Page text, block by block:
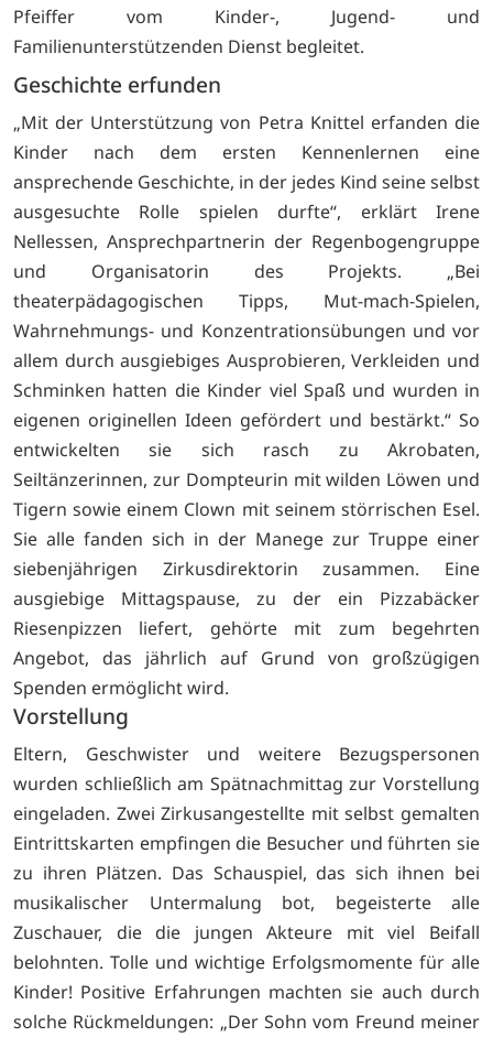
Pfeiffer vom Kinder-, Jugend- und
Familienunterstützenden Dienst begleitet.
Geschichte erfunden
„Mit der Unterstützung von Petra Knittel erfanden die
Kinder nach dem ersten Kennenlernen eine
ansprechende Geschichte, in der jedes Kind seine selbst
ausgesuchte Rolle spielen durfte“, erklärt Irene
Nellessen, Ansprechpartnerin der Regenbogengruppe
und Organisatorin des Projekts. „Bei
theaterpädagogischen Tipps, Mut-mach-Spielen,
Wahrnehmungs- und Konzentrationsübungen und vor
allem durch ausgiebiges Ausprobieren, Verkleiden und
Schminken hatten die Kinder viel Spaß und wurden in
eigenen originellen Ideen gefördert und bestärkt.“ So
entwickelten sie sich rasch zu Akrobaten,
Seiltänzerinnen, zur Dompteurin mit wilden Löwen und
Tigern sowie einem Clown mit seinem störrischen Esel.
Sie alle fanden sich in der Manege zur Truppe einer
siebenjährigen Zirkusdirektorin zusammen. Eine
ausgiebige Mittagspause, zu der ein Pizzabäcker
Riesenpizzen liefert, gehörte mit zum begehrten
Angebot, das jährlich auf Grund von großzügigen
Spenden ermöglicht wird.
Vorstellung
Eltern, Geschwister und weitere Bezugspersonen
wurden schließlich am Spätnachmittag zur Vorstellung
eingeladen. Zwei Zirkusangestellte mit selbst gemalten
Eintrittskarten empfingen die Besucher und führten sie
zu ihren Plätzen. Das Schauspiel, das sich ihnen bei
musikalischer Untermalung bot, begeisterte alle
Zuschauer, die die jungen Akteure mit viel Beifall
belohnten. Tolle und wichtige Erfolgsmomente für alle
Kinder! Positive Erfahrungen machten sie auch durch
solche Rückmeldungen: „Der Sohn vom Freund meiner